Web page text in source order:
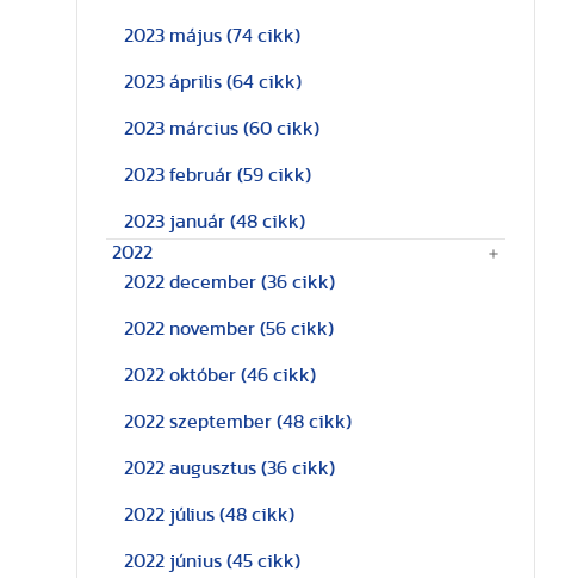
2023 május (74 cikk)
2023 április (64 cikk)
2023 március (60 cikk)
2023 február (59 cikk)
2023 január (48 cikk)
2022
2022 december (36 cikk)
2022 november (56 cikk)
2022 október (46 cikk)
2022 szeptember (48 cikk)
2022 augusztus (36 cikk)
2022 július (48 cikk)
2022 június (45 cikk)